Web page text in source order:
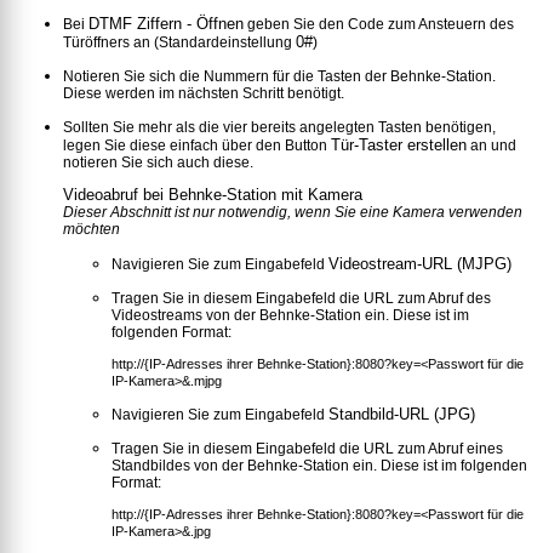
Bei DTMF Ziffern - Öffnen geben Sie den Code zum Ansteuern des
Türöffners an (Standardeinstellung0#)
Notieren Sie sich die Nummern für die Tasten der Behnke-Station.
Diese werden im nächsten Schritt benötigt.
Sollten Sie mehr als die vier bereits angelegten Tasten benötigen,
legen Sie diese einfach über den Button Tür-Taster erstellen an und
notieren Sie sich auch diese.
Videoabruf bei Behnke-Station mit Kamera
Dieser Abschnitt ist nur notwendig, wenn Sie eine Kamera verwenden
möchten
Navigieren Sie zum EingabefeldVideostream-URL (MJPG)
Tragen Sie in diesem Eingabefeld die URL zum Abruf des
Videostreams von der Behnke-Station ein. Diese ist im
folgenden Format:
http://{IP-Adresses ihrer Behnke-Station}:8080?key=<Passwort für die
IP-Kamera>&.mjpg
Navigieren Sie zum EingabefeldStandbild-URL (JPG)
Tragen Sie in diesem Eingabefeld die URL zum Abruf eines
Standbildes von der Behnke-Station ein. Diese ist im folgenden
Format:
http://{IP-Adresses ihrer Behnke-Station}:8080?key=<Passwort für die
IP-Kamera>&.jpg